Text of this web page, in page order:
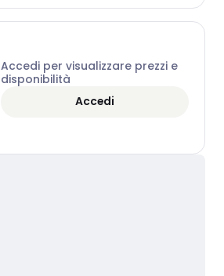
Accedi per visualizzare prezzi e
disponibilità
Accedi